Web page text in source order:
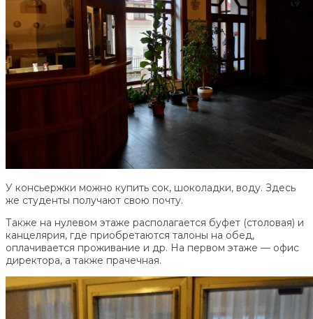
У консьержки можно купить сок, шоколадки, воду. Здесь
же студенты получают свою почту.
Также на нулевом этаже располагается буфет (столовая) и
канцелярия, где приобретаются талоны на обед,
оплачивается проживание и др. На первом этаже — офис
директора, а также прачечная.